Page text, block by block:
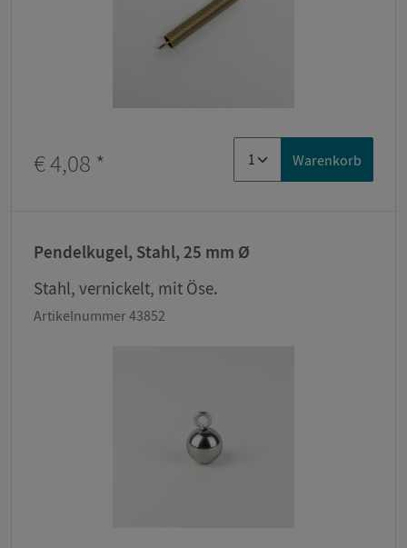
€ 4,08 * Warenkorb
Pendelkugel, Stahl, 25 mm Ø
Stahl, vernickelt, mit Öse.
Artikelnummer 43852